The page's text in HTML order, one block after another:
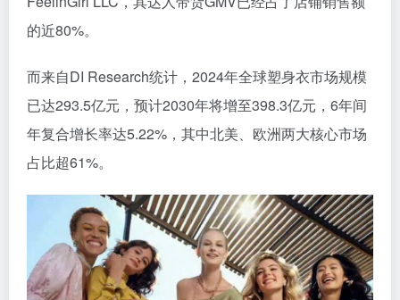
的近80%。
而来自DI Research统计，2024年全球塑身衣市场规模
已达293.5亿元，预计2030年将增至398.3亿元，6年间
年复合增长率达5.22%，其中北美、欧洲两大核心市场
占比超61%。